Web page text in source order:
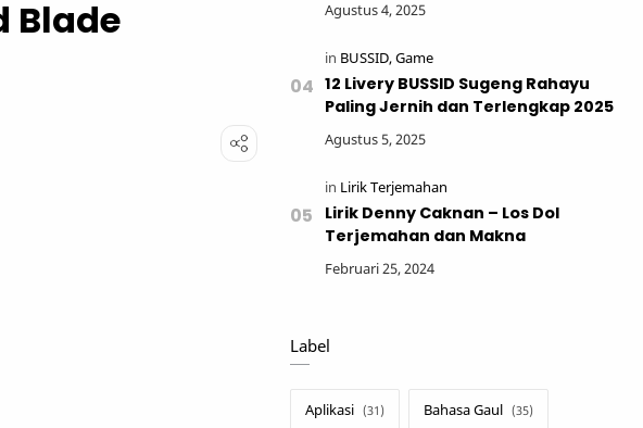
Blade
12 Livery BUSSID Sugeng Rahayu
Paling Jernih dan Terlengkap 2025
Lirik Denny Caknan – Los Dol
Terjemahan dan Makna
Label
Aplikasi Bahasa Gaul